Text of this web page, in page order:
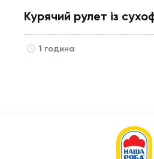
Курячий рулет із
1 година